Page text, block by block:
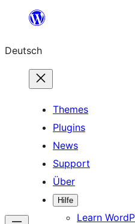
springen
Deutsch
Themes
Plugins
News
Support
Über
Hilfe
Learn